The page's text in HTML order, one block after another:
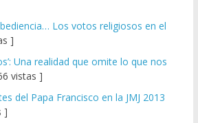
Los votos religiosos en el
]
Una realidad que omite lo que nos
vistas ]
del Papa Francisco en la JMJ 2013
]